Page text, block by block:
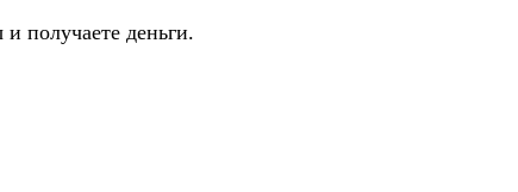
получаете деньги.